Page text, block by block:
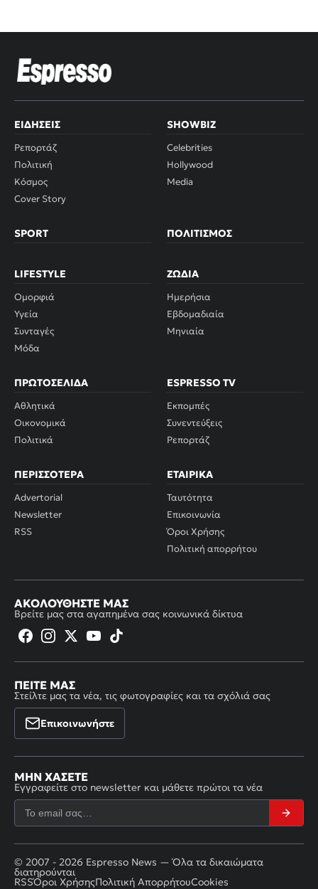
ΕΙΔΉΣΕΙΣ
Ρεπορτάζ
Πολιτική
Κόσμος
Cover Story
SHOWBIZ
Celebrities
Hollywood
Media
SPORT ΠΟΛΙΤΙΣΜΌΣ
LIFESTYLE
Ομορφιά
Υγεία
Συνταγές
Μόδα
ΖΏΔΙΑ
Ημερήσια
Εβδομαδιαία
Μηνιαία
ΠΡΩΤΟΣΈΛΙΔΑ
Αθλητικά
Οικονομικά
Πολιτικά
ESPRESSO TV
Εκπομπές
Συνεντεύξεις
Ρεπορτάζ
ΠΕΡΙΣΣΌΤΕΡΑ
Advertorial
Newsletter
RSS
ΕΤΑΙΡΙΚΆ
Ταυτότητα
Επικοινωνία
Όροι Χρήσης
Πολιτική απορρήτου
ΑΚΟΛΟΥΘΉΣΤΕ ΜΑΣ
Βρείτε μας στα αγαπημένα σας κοινωνικά δίκτυα
ΠΕΊΤΕ ΜΑΣ
Στείλτε μας τα νέα, τις φωτογραφίες και τα σχόλιά σας
Επικοινωνήστε
ΜΗΝ ΧΆΣΕΤΕ
Εγγραφείτε στο newsletter και μάθετε πρώτοι τα νέα
© 2007 - 2026 Espresso News — Όλα τα δικαιώματα
διατηρούνται
RSSΌροι ΧρήσηςΠολιτική ΑπορρήτουCookies